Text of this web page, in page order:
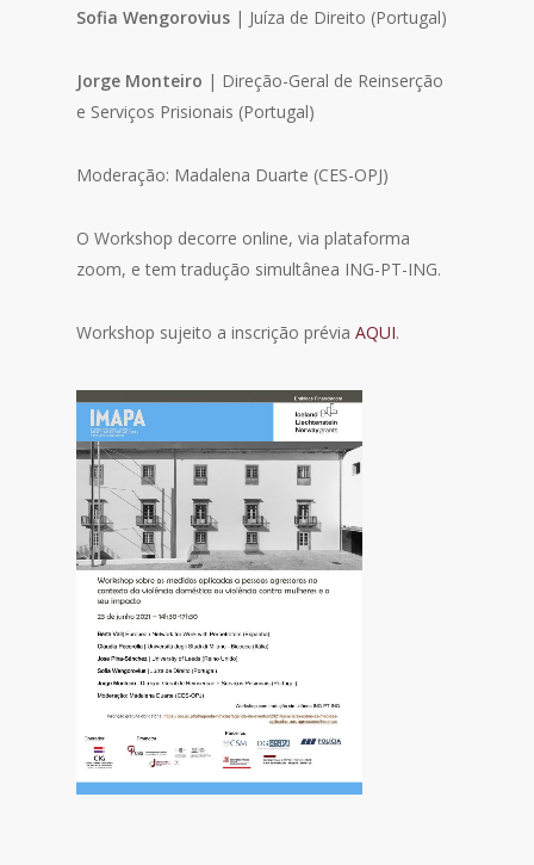
Sofia Wengorovius | Juíza de Direito (Portugal)
Jorge Monteiro | Direção-Geral de Reinserção
e Serviços Prisionais (Portugal)
Moderação: Madalena Duarte (CES-OPJ)
O Workshop decorre online, via plataforma
zoom, e tem tradução simultânea ING-PT-ING.
Workshop sujeito a inscrição préviaAQUI.